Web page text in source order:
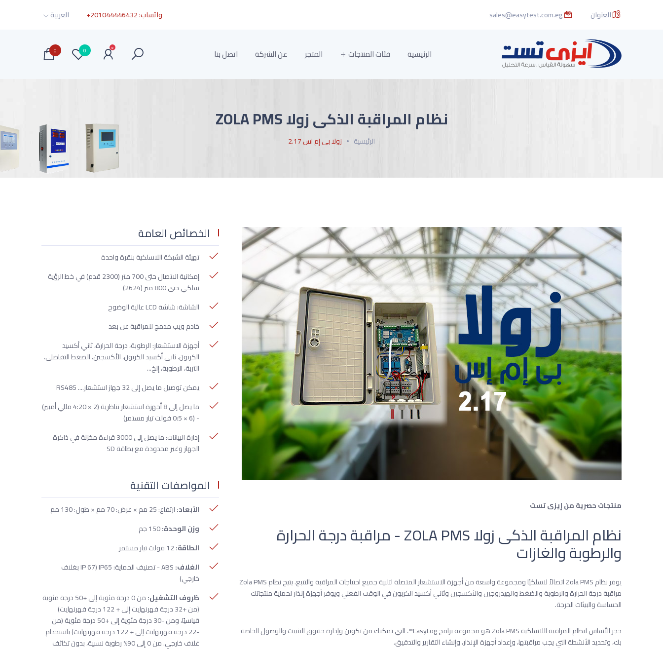
العنوان sales@easytest.com.eg واتساب:+201044446432 العربية
الرئيسية فئات المنتجات المتجر عن الشركة اتصل بنا ×
0
0
نظام المراقبة الذكى زولا ZOLA PMS
الرئيسية زولا بى إم اس 2.17
منتجات حصرية من إيزى تست
نظام المراقبة الذكى زولا ZOLA PMS - مراقبة درجة الحرارة
والرطوبة والغازات
يوفر نظام Zola PMS اتصالاً لاسلكيًا ومجموعة واسعة من أجهزة الاستشعار المتصلة لتلبية جميع احتياجات المراقبة والتتبع. يتيح نظام Zola PMS
مراقبة درجة الحرارة والرطوبة والضغط والهيدروجين والأكسجين وثاني أكسيد الكربون في الوقت الفعلي ويوفر أجهزة إنذار لحماية منتجاتك
الحساسة والبيئات الحرجة.
حجر الأساس لنظام المراقبة اللاسلكية Zola PMS هو مجموعة برامج EasyLog™، التي تمكنك من تكوين وإدارة حقوق التثبيت والوصول الخاصة
بك، وتحديد الأنشطة التي يجب مراقبتها، وإعداد أجهزة الإنذار، وإنشاء التقارير والتدقيق.
الخصائص العامة
تهيئة الشبكة اللاسلكية بنقرة واحدة
إمكانية الاتصال حتى 700 متر (2300 قدم) في خط الرؤية
سلكي حتى 800 متر (2624)
الشاشة: شاشة LCD عالية الوضوح
خادم ويب مدمج للمراقبة عن بعد
أجهزة الاستشعار: الرطوبة، درجة الحرارة، ثاني أكسيد
الكربون، ثاني أكسيد الكربون، الأكسجين، الضغط التفاضلي،
التربة، الرطوبة، إلخ...
يمكن توصيل ما يصل إلى 32 جهاز استشعار.... RS485
ما يصل إلى 8 أجهزة استشعار تناظرية (2 × 4:20 مللي أمبير)
- (6 × 0:5 فولت تيار مستمر)
إدارة البيانات: ما يصل إلى 3000 قراءة مخزنة في ذاكرة
الجهاز وغير محدودة مع بطاقة SD
المواصفات التقنية
الأبعاد:ارتفاع: 25 مم × عرض: 70 مم × طول: 130 مم
وزن الوحدة:
الطاقة:
الغلاف:
ABS - تصنيف الحماية: IP65 (IP 67 بغلاف
خارجي)
ظروف التشغيل:
من 0 درجة مئوية إلى +50 درجة مئوية
(من +32 درجة فهرنهايت إلى + 122 درجة فهرنهايت)
قياسيًا، ومن -30 درجة مئوية إلى +50 درجة مئوية (من
-22 درجة فهرنهايت إلى + 122 درجة فهرنهايت) باستخدام
غلاف خارجي. من 0 إلى 90% رطوبة نسبية، بدون تكاثف